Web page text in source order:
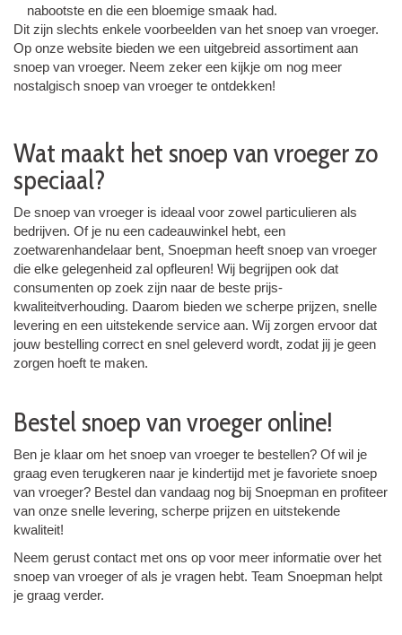
nabootste en die een bloemige smaak had.
Dit zijn slechts enkele voorbeelden van het snoep van vroeger.
Op onze website bieden we een uitgebreid assortiment aan
snoep van vroeger. Neem zeker een kijkje om nog meer
nostalgisch snoep van vroeger te ontdekken!
Wat maakt het snoep van vroeger zo
speciaal?
De snoep van vroeger is ideaal voor zowel particulieren als
bedrijven. Of je nu een cadeauwinkel hebt, een
zoetwarenhandelaar bent, Snoepman heeft snoep van vroeger
die elke gelegenheid zal opfleuren! Wij begrijpen ook dat
consumenten op zoek zijn naar de beste prijs-
kwaliteitverhouding. Daarom bieden we scherpe prijzen, snelle
levering en een uitstekende service aan. Wij zorgen ervoor dat
jouw bestelling correct en snel geleverd wordt, zodat jij je geen
zorgen hoeft te maken.
Bestel snoep van vroeger online!
Ben je klaar om het snoep van vroeger te bestellen? Of wil je
graag even terugkeren naar je kindertijd met je favoriete snoep
van vroeger? Bestel dan vandaag nog bij Snoepman en profiteer
van onze snelle levering, scherpe prijzen en uitstekende
kwaliteit!
Neem gerust contact met ons op voor meer informatie over het
snoep van vroeger of als je vragen hebt. Team Snoepman helpt
je graag verder.